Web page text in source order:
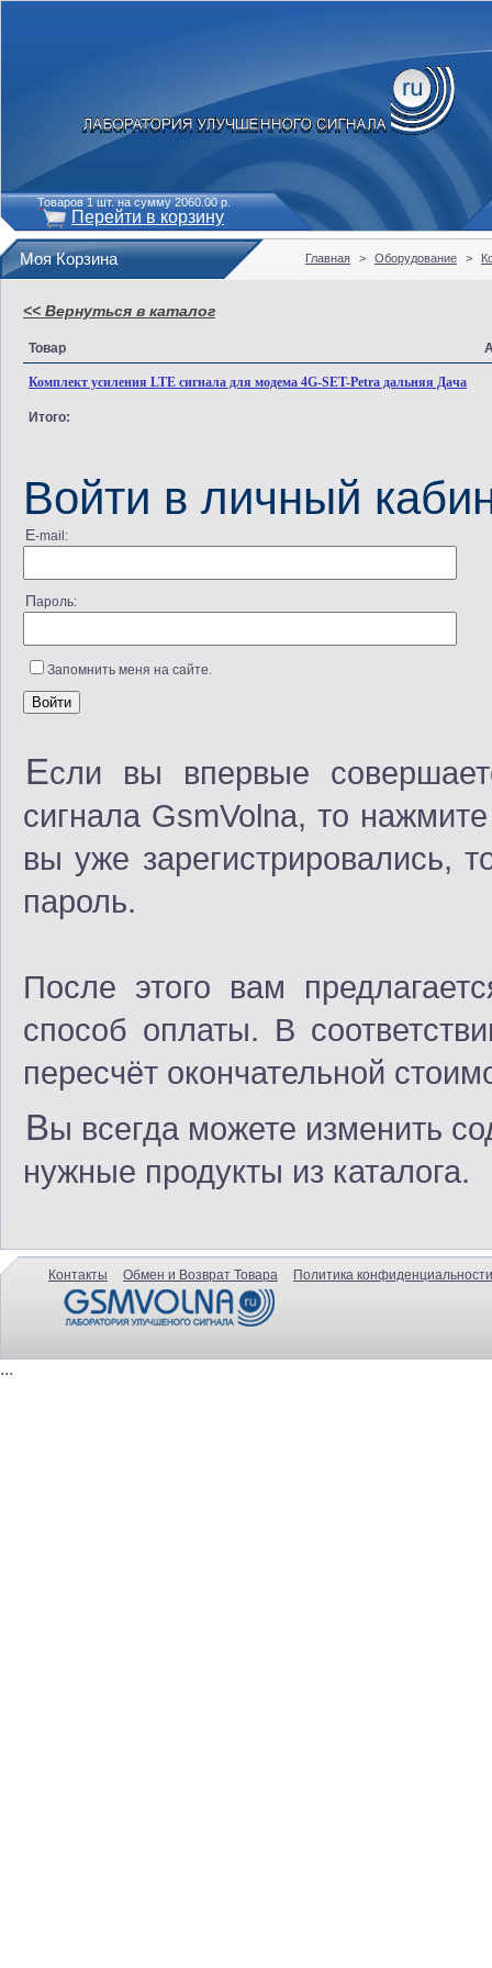
Товаров 1 шт. на сумму 2060.00 р.
Перейти в корзину
Моя Корзина Главная > Оборудование >
<< Вернуться в каталог
Товар
Комплект усиления LTE сигнала для модема 4G-SET-Petra дальняя Дача
Итого:
Войти в личный
E-mail:
Пароль:
Запомнить меня на сайте.
Если вы впервые
сигнала GsmVolna, то
вы уже зарегистрировались,
пароль.
После этого вам
способ оплаты. В
пересчёт окончательной
Вы всегда можете изменить
нужные продукты из каталога.
Контакты Обмен и Возврат Товара Политика
...